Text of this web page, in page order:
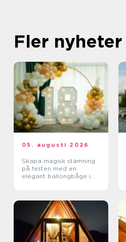
Fler nyheter
05. augusti 2026
Skapa magisk stämning
på festen med en
elegant ballongbåge i